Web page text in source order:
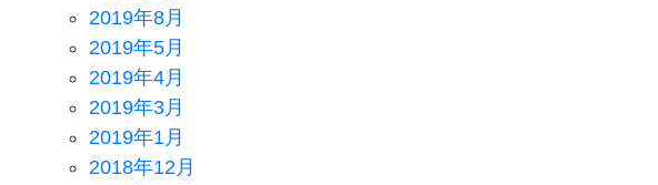
2019年8月
2019年5月
2019年4月
2019年3月
2019年1月
2018年12月